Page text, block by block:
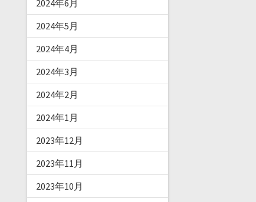
2024年6月
2024年5月
2024年4月
2024年3月
2024年2月
2024年1月
2023年12月
2023年11月
2023年10月